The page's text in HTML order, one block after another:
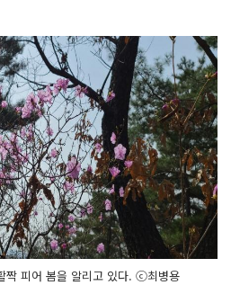
짝 피어 봄을 알리고 있다. ⓒ최병용